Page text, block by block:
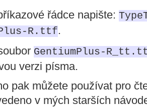
řádce napište:
R.ttf.
GentiumPlus-
verzi písma.
pak můžete používat pro
v mých starších